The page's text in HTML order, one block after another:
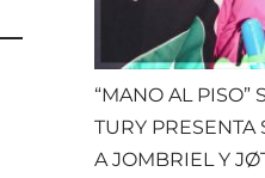
“MANO AL PISO”
TURY
A JOMBRIEL Y